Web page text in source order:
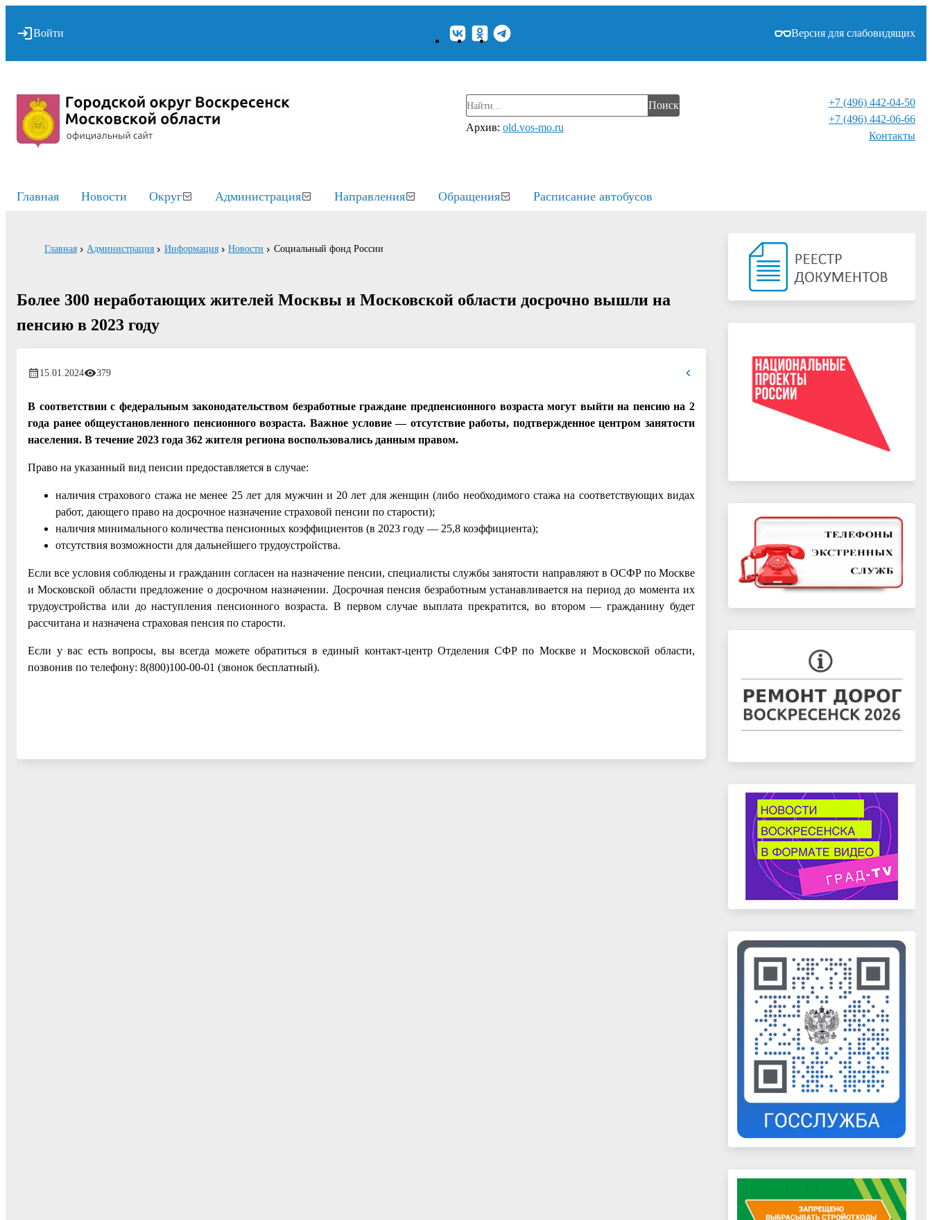
Войти Версия для слабовидящих
Поиск
Архив: old.vos-mo.ru
+7 (496) 442-04-50
+7 (496) 442-06-66
Контакты⁠
Главная Новости Округ Администрация Направления Обращения Расписание автобусов
Главная Администрация Информация Новости Социальный фонд России
Более 300 неработающих жителей Москвы и Московской области досрочно вышли на
пенсию в 2023 году
15.01.2024 379
В соответствии с федеральным законодательством безработные граждане предпенсионного возраста могут выйти на пенсию на 2
года ранее общеустановленного пенсионного возраста. Важное условие — отсутствие работы, подтвержденное центром занятости
населения. В течение 2023 года 362 жителя региона воспользовались данным правом.
Право на указанный вид пенсии предоставляется в случае:
наличия страхового стажа не менее 25 лет для мужчин и 20 лет для женщин (либо необходимого стажа на соответствующих видах
работ, дающего право на досрочное назначение страховой пенсии по старости);
наличия минимального количества пенсионных коэффициентов (в 2023 году — 25,8 коэффициента);
отсутствия возможности для дальнейшего трудоустройства.
Если все условия соблюдены и гражданин согласен на назначение пенсии, специалисты службы занятости направляют в ОСФР по Москве
и Московской области предложение о досрочном назначении. Досрочная пенсия безработным устанавливается на период до момента их
трудоустройства или до наступления пенсионного возраста. В первом случае выплата прекратится, во втором — гражданину будет
рассчитана и назначена страховая пенсия по старости.
Если у вас есть вопросы, вы всегда можете обратиться в единый контакт-центр Отделения СФР по Москве и Московской области,
позвонив по телефону: 8(800)100-00-01 (звонок бесплатный).